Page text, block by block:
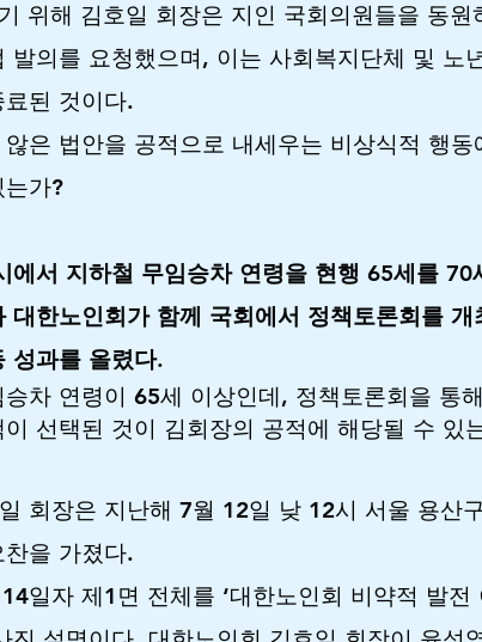
위해 김호일 회장은 지인 국회의원들을 동
발의를 요청했으며, 이는 사회복지단체 및 노
된 것이다.
은 법안을 공적으로 내세우는 비상식적 행
가?
서 지하철 무임승차 연령을 현행 65세를 70
대한노인회가 함께 국회에서 정책토론회를
성과를 올렸다.
차 연령이 65세 이상인데, 정책토론회을 통
선택된 것이 김회장의 공적에 해당될 수 있
회장은 지난해 7월 12일 낮 12시 서울 용산
을 가졌다.
일자 제1면 전체를 ‘대한노인회 비약적 발